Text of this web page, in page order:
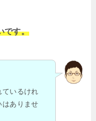
です。
ているけれ
はありませ